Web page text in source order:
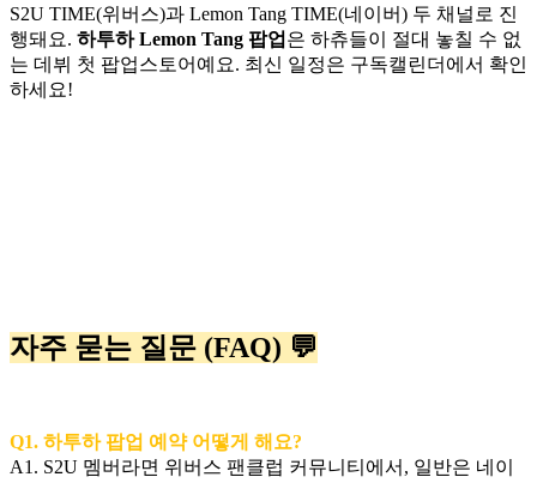
S2U TIME(위버스)과 Lemon Tang TIME(네이버) 두 채널로 진
행돼요. 하투하 Lemon Tang 팝업 은 하츄들이 절대 놓칠 수 없
는 데뷔 첫 팝업스토어예요. 최신 일정은 구독캘린더에서 확인
하세요!
자주 묻는 질문 (FAQ) 💬
Q1. 하투하 팝업 예약 어떻게 해요?
A1. S2U 멤버라면 위버스 팬클럽 커뮤니티에서, 일반은 네이